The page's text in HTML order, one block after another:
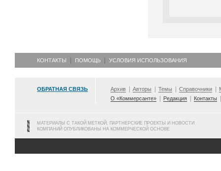
КОНТАКТЫ ПОМОЩЬ УСЛОВИЯ ИСПОЛЬЗОВАНИЯ
ОБРАТНАЯ СВЯЗЬ Архив Авторы Темы Справочники
О «Коммерсанте»
Редакция Контакты
МАТЕРИАЛЫ С ТАКОЙ МЕТКОЙ, ПАРТНЕРСКИЕ ПРОЕКТЫ И НОВОСТИ
КОМПАНИЙ ОПУБЛИКОВАНЫ НА КОММЕРЧЕСКОЙ ОСНОВЕ